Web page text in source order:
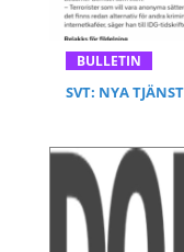
BULLETIN
SVT: NYA